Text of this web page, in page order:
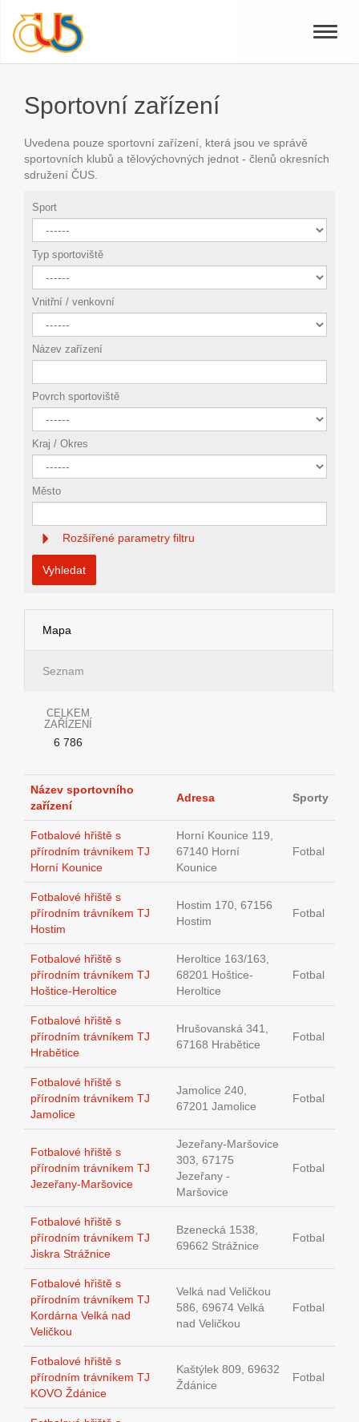
Toggle
Sportovní zařízení
Uvedena pouze sportovní zařízení, která jsou ve správě
sportovních klubů a tělovýchovných jednot - členů okresních
sdružení ČUS.
Sport
Typ sportoviště
Vnitřní / venkovní
Název zařízení
Povrch sportoviště
Kraj / Okres
Město
Rozšířené parametry filtru
Vyhledat
Mapa
Seznam
CELKEM
ZAŘÍZENÍ
6 786
Název sportovního
zařízení
Adresa Sporty
Fotbalové hřiště s
přírodním trávníkem TJ
Horní Kounice
Horní Kounice 119,
67140 Horní
Kounice
Fotbal
Fotbalové hřiště s
přírodním trávníkem TJ
Hostim
Hostim 170, 67156
Hostim
Fotbal
Fotbalové hřiště s
přírodním trávníkem TJ
Hoštice-Heroltice
Heroltice 163/163,
68201 Hoštice-
Heroltice
Fotbal
Fotbalové hřiště s
přírodním trávníkem TJ
Hrabětice
Hrušovanská 341,
67168 Hrabětice
Fotbal
Fotbalové hřiště s
přírodním trávníkem TJ
Jamolice
Jamolice 240,
67201 Jamolice
Fotbal
Fotbalové hřiště s
přírodním trávníkem TJ
Jezeřany-Maršovice
Jezeřany-Maršovice
303, 67175
Jezeřany -
Maršovice
Fotbal
Fotbalové hřiště s
přírodním trávníkem TJ
Jiskra Strážnice
Bzenecká 1538,
69662 Strážnice
Fotbal
Fotbalové hřiště s
přírodním trávníkem TJ
Kordárna Velká nad
Veličkou
Velká nad Veličkou
586, 69674 Velká
nad Veličkou
Fotbal
Fotbalové hřiště s
přírodním trávníkem TJ
KOVO Ždánice
Kaštýlek 809, 69632
Ždánice
Fotbal